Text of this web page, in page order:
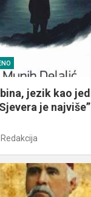
jezik kao
je
Redakcija